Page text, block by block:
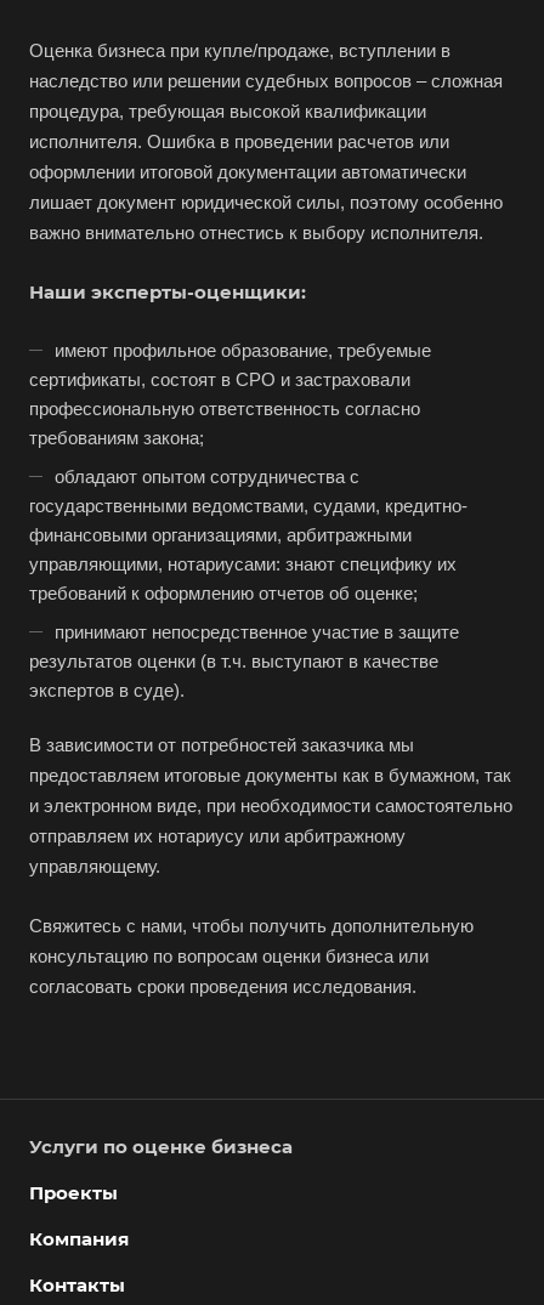
Оценка бизнеса при купле/продаже, вступлении в
наследство или решении судебных вопросов – сложная
процедура, требующая высокой квалификации
исполнителя. Ошибка в проведении расчетов или
оформлении итоговой документации автоматически
лишает документ юридической силы, поэтому особенно
важно внимательно отнестись к выбору исполнителя.
Наши эксперты-оценщики:
имеют профильное образование, требуемые
сертификаты, состоят в СРО и застраховали
профессиональную ответственность согласно
требованиям закона;
обладают опытом сотрудничества с
государственными ведомствами, судами, кредитно-
финансовыми организациями, арбитражными
управляющими, нотариусами: знают специфику их
требований к оформлению отчетов об оценке;
принимают непосредственное участие в защите
результатов оценки (в т.ч. выступают в качестве
экспертов в суде).
В зависимости от потребностей заказчика мы
предоставляем итоговые документы как в бумажном, так
и электронном виде, при необходимости самостоятельно
отправляем их нотариусу или арбитражному
управляющему.
Свяжитесь с нами, чтобы получить дополнительную
консультацию по вопросам оценки бизнеса или
согласовать сроки проведения исследования.
Услуги по оценке бизнеса
Проекты
Компания
Контакты
Глазов
Горно-Алтайск
Городец
Горячий Ключ
Грозный
Губкин
Гуково
Гулькевичи
Гусев
Гусь-Хрустальный
Дедовск
Дербент
Джанкой
Дзержинск
Дмитров
Домодедово
Донецк
Дюртюли
Евпатория
Елабуга
Елец